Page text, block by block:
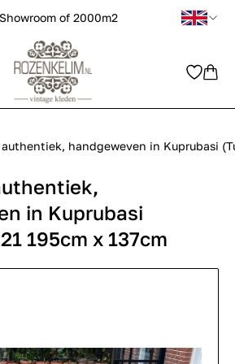
Showroom of 2000m2
handgeweven in Kuprubasi
in Kuprubasi
195cm x 137cm